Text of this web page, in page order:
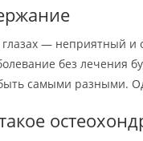
глазах — неприятный и
без лечения
самыми разными.